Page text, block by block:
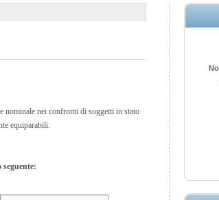
nominale nei confronti di soggetti in stato
equiparabili.